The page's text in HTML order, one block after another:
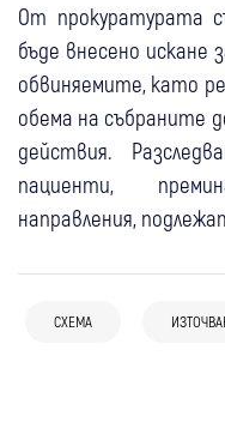
От прокуратурата
бъде внесено
обвиняемите, като
обема на събраните
действия.
пациенти,
направления,
СХЕМА
Кюстендил 29 юли
Безплатно
Кюстендил
Депутатите
ДОО и НЗОК в